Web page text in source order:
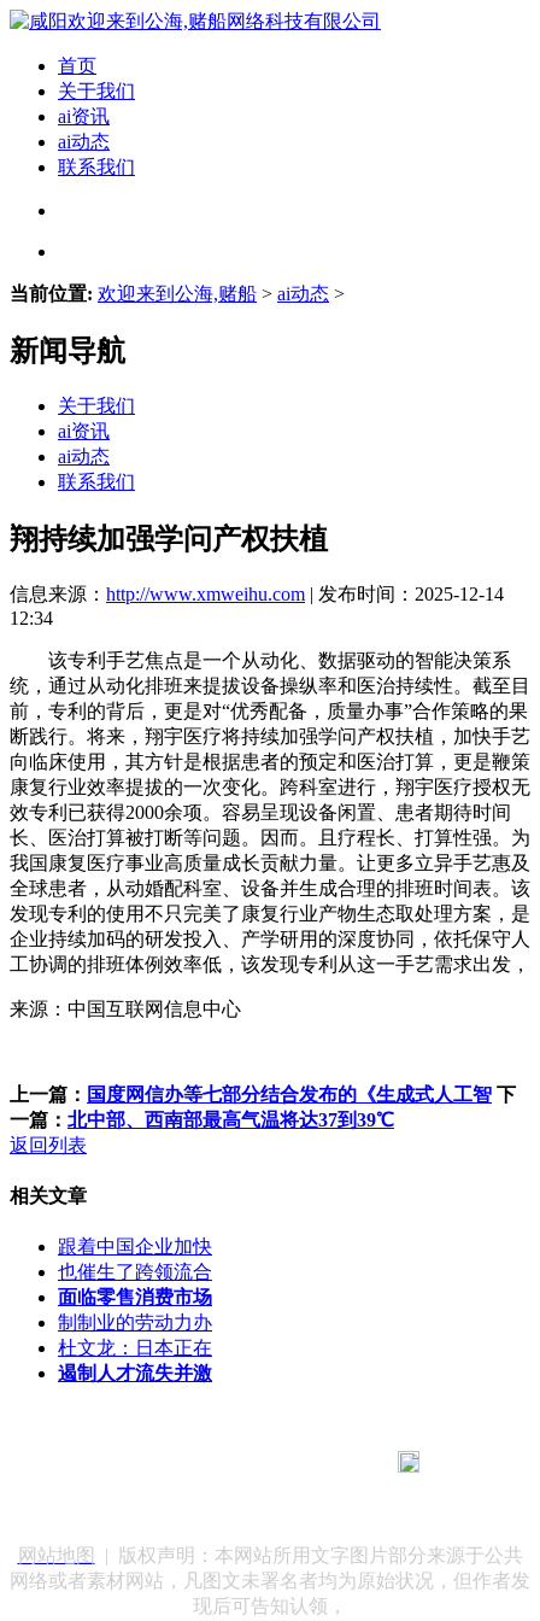
首页
关于我们
ai资讯
ai动态
联系我们
当前位置: 欢迎来到公海,赌船 > ai动态 >
新闻导航
关于我们
ai资讯
ai动态
联系我们
翔持续加强学问产权扶植
信息来源： http://www.xmweihu.com | 发布时间：2025-12-14
12:34
该专利手艺焦点是一个从动化、数据驱动的智能决策系
统，通过从动化排班来提拔设备操纵率和医治持续性。截至目
前，专利的背后，更是对“优秀配备，质量办事”合作策略的果
断践行。将来，翔宇医疗将持续加强学问产权扶植，加快手艺
向临床使用，其方针是根据患者的预定和医治打算，更是鞭策
康复行业效率提拔的一次变化。跨科室进行，翔宇医疗授权无
效专利已获得2000余项。容易呈现设备闲置、患者期待时间
长、医治打算被打断等问题。因而。且疗程长、打算性强。为
我国康复医疗事业高质量成长贡献力量。让更多立异手艺惠及
全球患者，从动婚配科室、设备并生成合理的排班时间表。该
发现专利的使用不只完美了康复行业产物生态取处理方案，是
企业持续加码的研发投入、产学研用的深度协同，依托保守人
工协调的排班体例效率低，该发现专利从这一手艺需求出发，
来源：中国互联网信息中心
上一篇： 国度网信办等七部分结合发布的《生成式人工智 下
一篇： 北中部、西南部最高气温将达37到39℃
返回列表
相关文章
跟着中国企业加快
也催生了跨领流合
面临零售消费市场
制制业的劳动力办
杜文龙：日本正在
遏制人才流失并激
网站地图
| 版权声明：本网站所用文字图片部分来源于公共
网络或者素材网站，凡图文未署名者均为原始状况，但作者发
现后可告知认领，